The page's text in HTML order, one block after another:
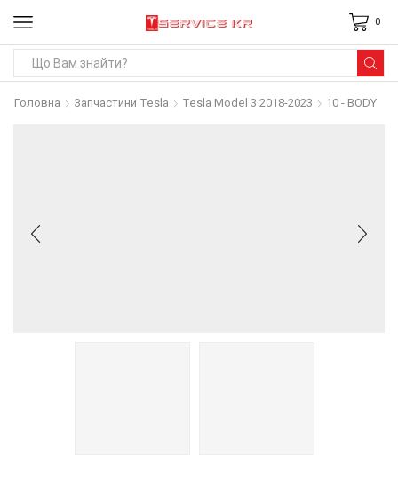
0
Головна Запчастини Tesla Tesla Model 3 2018-2023 10 - BODY